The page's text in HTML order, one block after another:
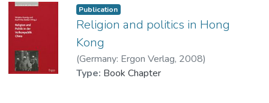
論所強調的局內人角度，肯定了宗教信仰者
的理性觀在宗教研究上的重要性，因此有助
於提升相關研究的解釋力﹔二，由於該理論
的理性觀局限在投資--回報的經濟學框架
內，使得原本在這個理論體系內的超自然概
念和宗教教義元素，未能夠在勾勒宗教行為
Publication
Religion and politics in Hong
Kong
(Germany: Ergon Verlag, 2008)
Dr. LI Kit Man
Type: Book Chapter